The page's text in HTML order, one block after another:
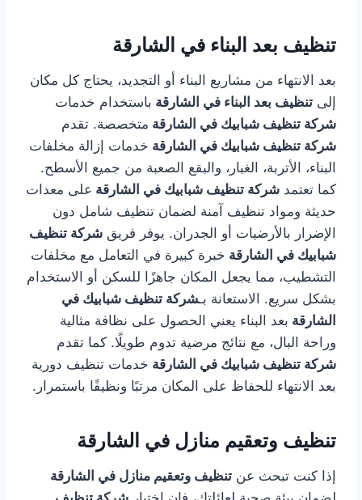
تنظيف بعد البناء في الشارقة
بعد الانتهاء من مشاريع البناء أو التجديد، يحتاج كل مكان
إلى تنظيف بعد البناء في الشارقة باستخدام خدمات
شركة تنظيف شبابيك في الشارقة متخصصة. تقدم
شركة تنظيف شبابيك في الشارقة خدمات إزالة مخلفات
البناء، الأتربة، الغبار، والبقع الصعبة من جميع الأسطح.
كما تعتمد شركة تنظيف شبابيك في الشارقة على معدات
حديثة ومواد تنظيف آمنة لضمان تنظيف شامل دون
الإضرار بالأرضيات أو الجدران. يوفر فريق شركة تنظيف
شبابيك في الشارقة خبرة كبيرة في التعامل مع مخلفات
التشطيب، مما يجعل المكان جاهزًا للسكن أو الاستخدام
بشكل سريع. الاستعانة بـشركة تنظيف شبابيك في
الشارقة بعد البناء يعني الحصول على نظافة مثالية
وراحة البال، مع نتائج مرضية تدوم طويلًا. كما تقدم
شركة تنظيف شبابيك في الشارقة خدمات تنظيف دورية
بعد الانتهاء للحفاظ على المكان مرتبًا ونظيفًا باستمرار.
تنظيف وتعقيم منازل في الشارقة
إذا كنت تبحث عن تنظيف وتعقيم منازل في الشارقة